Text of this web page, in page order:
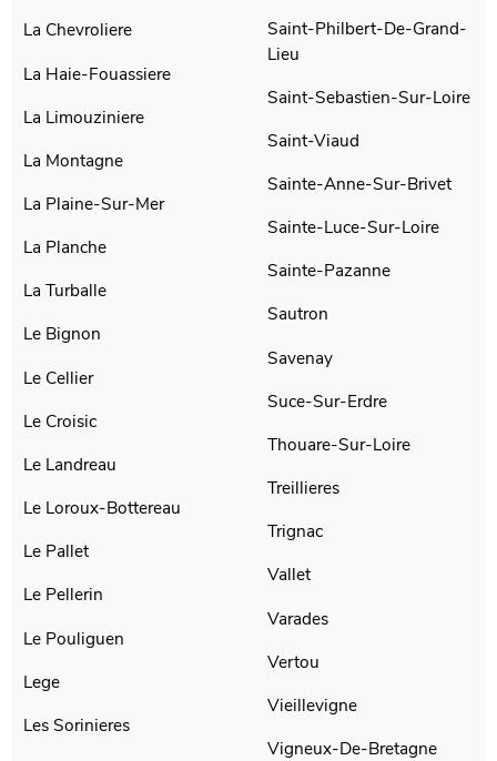
La Chevroliere
La Haie-Fouassiere
La Limouziniere
La Montagne
La Plaine-Sur-Mer
La Planche
La Turballe
Le Bignon
Le Cellier
Le Croisic
Le Landreau
Le Loroux-Bottereau
Le Pallet
Le Pellerin
Le Pouliguen
Lege
Les Sorinieres
Saint-Philbert-De-Grand-
Lieu
Saint-Sebastien-Sur-Loire
Saint-Viaud
Sainte-Anne-Sur-Brivet
Sainte-Luce-Sur-Loire
Sainte-Pazanne
Sautron
Savenay
Suce-Sur-Erdre
Thouare-Sur-Loire
Treillieres
Trignac
Vallet
Varades
Vertou
Vieillevigne
Vigneux-De-Bretagne